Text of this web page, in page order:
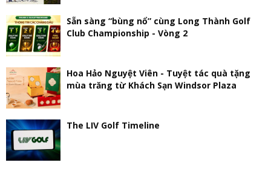
Sẵn sàng “bùng nổ” cùng Long Thành Golf
Club Championship - Vòng 2
Hoa Hảo Nguyệt Viên - Tuyệt tác quà tặng
mùa trăng từ Khách Sạn Windsor Plaza
The LIV Golf Timeline